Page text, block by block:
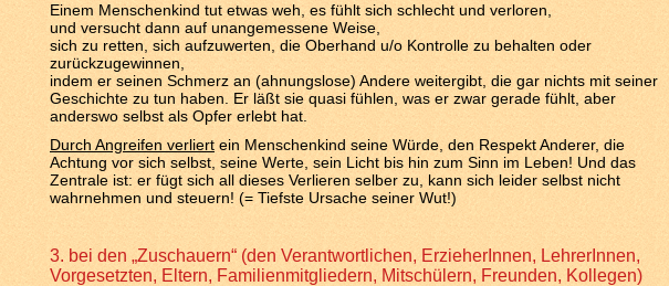
Einem Menschenkind tut etwas weh, es fühlt sich schlecht und verloren,
und versucht dann auf unangemessene Weise,
sich zu retten, sich aufzuwerten, die Oberhand u/o Kontrolle zu behalten oder
zurückzugewinnen,
indem er seinen Schmerz an (ahnungslose) Andere weitergibt, die gar nichts mit seiner
Geschichte zu tun haben. Er läßt sie quasi fühlen, was er zwar gerade fühlt, aber
anderswo selbst als Opfer erlebt hat.
Durch Angreifen verliert ein Menschenkind seine Würde, den Respekt Anderer, die
Achtung vor sich selbst, seine Werte, sein Licht bis hin zum Sinn im Leben! Und das
Zentrale ist: er fügt sich all dieses Verlieren selber zu, kann sich leider selbst nicht
wahrnehmen und steuern! (= Tiefste Ursache seiner Wut!)
3. bei den „Zuschauern“ (den Verantwortlichen, ErzieherInnen, LehrerInnen,
Vorgesetzten, Eltern, Familienmitgliedern, Mitschülern, Freunden, Kollegen)